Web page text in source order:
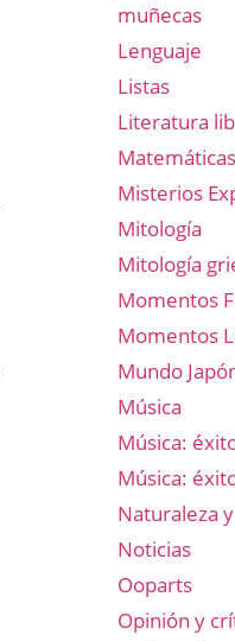
muñecas
Lenguaje
Listas
Literatura
Misterios
Mitología
Mitología
Momentos
Momentos
Mundo
Música
Música:
Música:
Naturaleza
Noticias
Ooparts
Opinión y